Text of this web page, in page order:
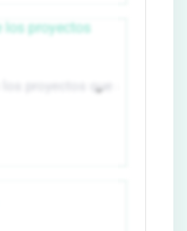
los proyectos